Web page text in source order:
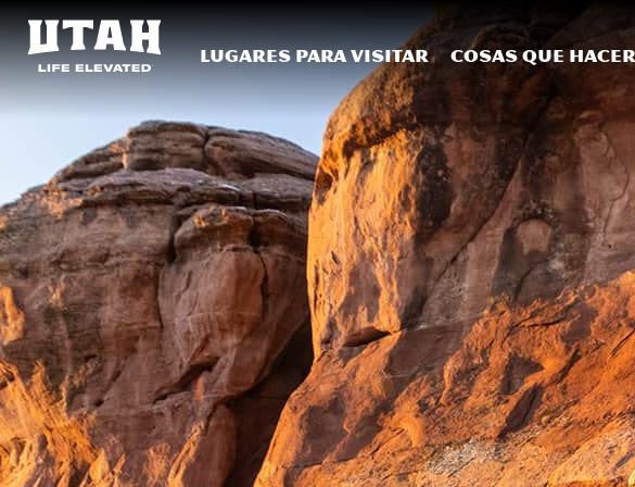
Lugares para visitar Cosas que hacer